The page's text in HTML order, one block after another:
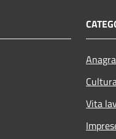
Vita